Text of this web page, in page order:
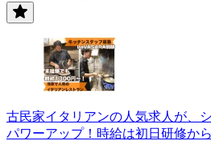
古民家イタリアンの人気求人が、
パワーアップ！時給は初日研修か